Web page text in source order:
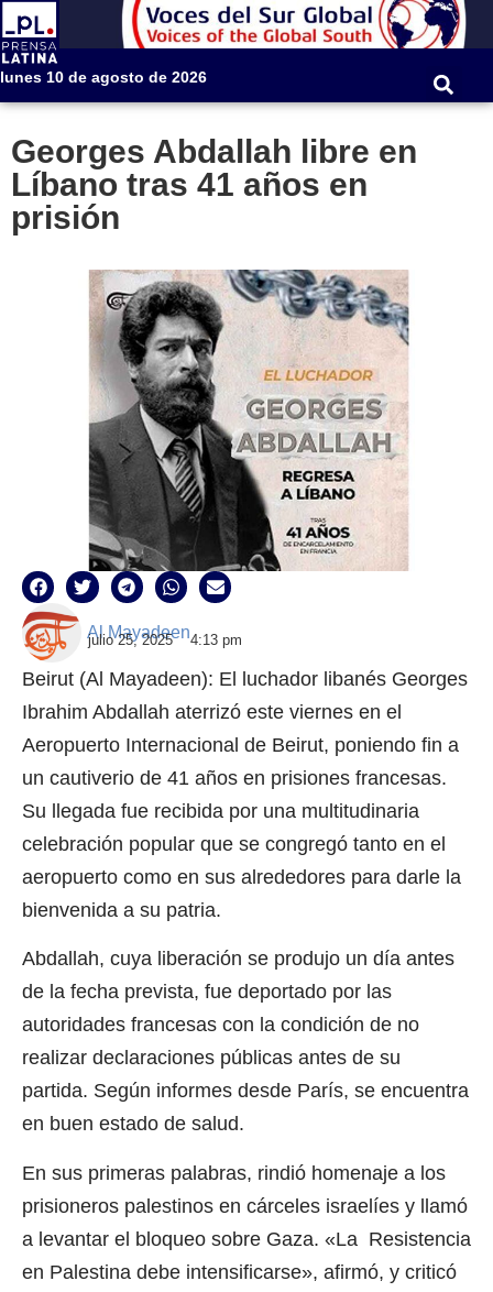
lunes 10 de agosto de 2026
Georges Abdallah libre en
Líbano tras 41 años en
prisión
Al Mayadeen
julio 25, 2025 4:13 pm
Beirut (Al Mayadeen): El luchador libanés Georges
Ibrahim Abdallah aterrizó este viernes en el
Aeropuerto Internacional de Beirut, poniendo fin a
un cautiverio de 41 años en prisiones francesas.
Su llegada fue recibida por una multitudinaria
celebración popular que se congregó tanto en el
aeropuerto como en sus alrededores para darle la
bienvenida a su patria.
Abdallah, cuya liberación se produjo un día antes
de la fecha prevista, fue deportado por las
autoridades francesas con la condición de no
realizar declaraciones públicas antes de su
partida. Según informes desde París, se encuentra
en buen estado de salud.
En sus primeras palabras, rindió homenaje a los
prisioneros palestinos en cárceles israelíes y llamó
a levantar el bloqueo sobre Gaza. «La Resistencia
en Palestina debe intensificarse», afirmó, y criticó